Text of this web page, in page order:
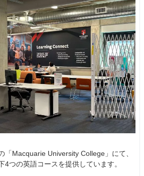
「Macquarie University College」にて、
4つの英語コースを提供しています。